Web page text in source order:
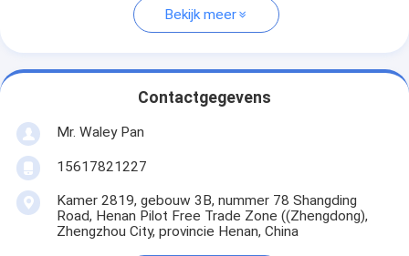
Bekijk meer
Contactgegevens
Mr. Waley Pan
15617821227
Kamer 2819, gebouw 3B, nummer 78 Shangding
Road, Henan Pilot Free Trade Zone ((Zhengdong),
Zhengzhou City, provincie Henan, China